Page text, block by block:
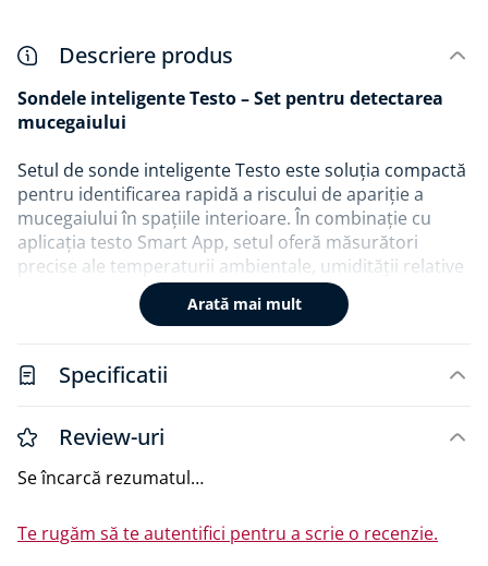
Descriere produs
Sondele inteligente Testo – Set pentru detectarea
mucegaiului
Setul de sonde inteligente Testo este soluția compactă
pentru identificarea rapidă a riscului de apariție a
mucegaiului în spațiile interioare. În combinație cu
aplicația testo Smart App, setul oferă măsurători
precise ale temperaturii ambientale, umidității relative
și temperaturii suprafeței.
prin smartphone, cu marcarea punctului de măsurare
prin funcția laser și evaluarea vizuală a riscului de
galben, roșu). Rezultatele pot fi documentate foto și
aplicație.
Conținut pachet:
Arată mai mult
Specificatii
Review-uri
Se încarcă rezumatul…
Te rugăm să te autentifici pentru a scrie o recenzie.